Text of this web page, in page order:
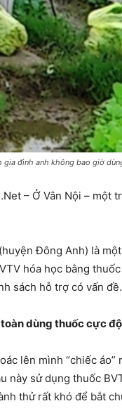
gia đình anh không bao giờ
– Ở Vân Nội – một
Đông Anh) là
hóa học bằng
sách hỗ trợ có vấn đề.
toàn dùng thuốc cực
lên mình “chiếc
này sử dụng thuốc
thử rất khó để bắt